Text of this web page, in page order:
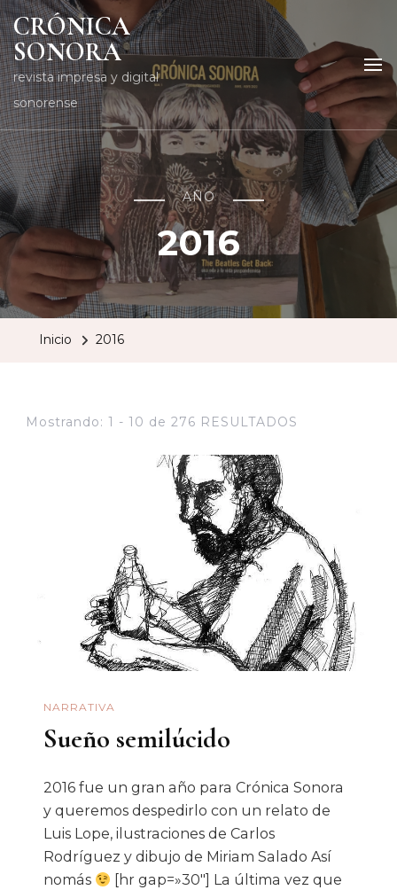
CRÓNICA
SONORA
revista impresa y digital
sonorense
AÑO
2016
Inicio 2016
Mostrando: 1 - 10 de 276 RESULTADOS
NARRATIVA
Sueño semilúcido
2016 fue un gran año para Crónica Sonora
y queremos despedirlo con un relato de
Luis Lope, ilustraciones de Carlos
Rodríguez y dibujo de Miriam Salado Así
nomás
[hr gap=»30″] La última vez que